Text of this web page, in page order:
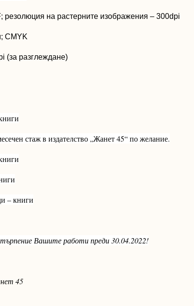
резолюция на растерните изображения – 300dpi
CMYK
(за разглеждане)
стаж в издателство „Жанет 45“ по желание.
– книги
Вашите работи преди 30.04.2022!
45